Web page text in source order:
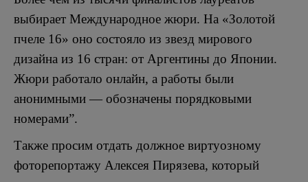
выбирает Международное жюри. На «Золотой
пчеле 16» оно состояло из звезд мирового
дизайна из 16 стран: от Аргентины до Японии.
Жюри работало онлайн, а работы были
анонимными — обозначены порядковыми
номерами”.
Также просим отдать должное виртуозному
фоторепортажу Алексея Пирязева, который